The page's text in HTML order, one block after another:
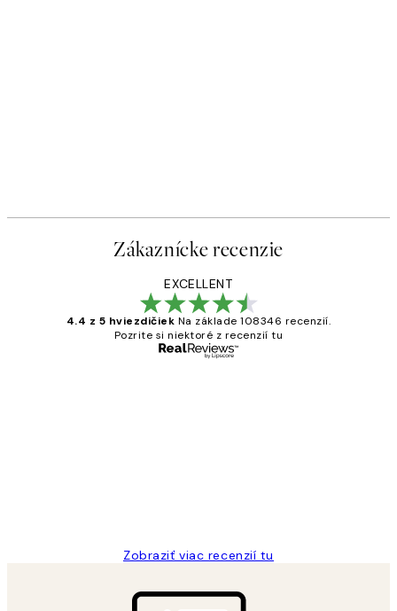
Zákaznícke recenzie
EXCELLENT
4.4 z 5 hviezdičiek Na základe 108346 recenzií.
Pozrite si niektoré z recenzií tu
Zobraziť viac recenzií tu